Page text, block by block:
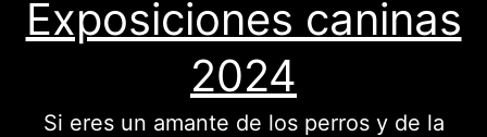
Exposiciones caninas
2024
Si eres un amante de los perros y de la